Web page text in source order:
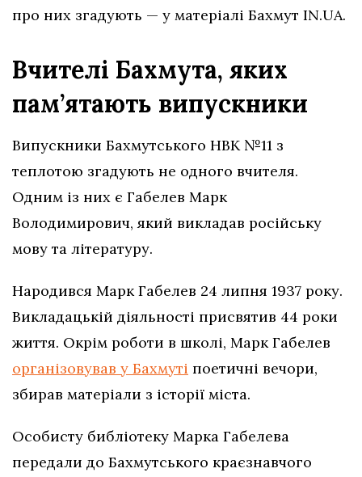
про них згадують — у матеріалі Бахмут IN.UA.
Вчителі Бахмута, яких
пам’ятають випускники
Випускники Бахмутського НВК №11 з
теплотою згадують не одного вчителя.
Одним із них є Габелев Марк
Володимирович, який викладав російську
мову та літературу.
Народився Марк Габелев 24 липня 1937 року.
Викладацькій діяльності присвятив 44 роки
життя. Окрім роботи в школі, Марк Габелев
організовував у Бахмуті поетичні вечори,
збирав матеріали з історії міста.
Особисту библіотеку Марка Габелева
передали до Бахмутського краєзнавчого